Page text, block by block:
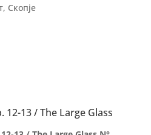
Скопје
12-13 / The Large Glass